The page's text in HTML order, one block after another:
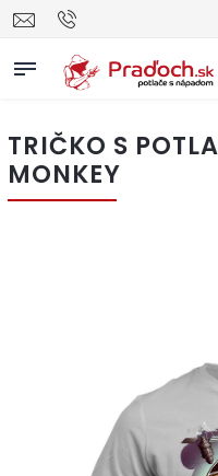
TRIČKO S
MONKEY